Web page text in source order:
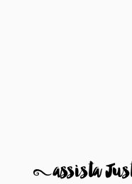
8assista